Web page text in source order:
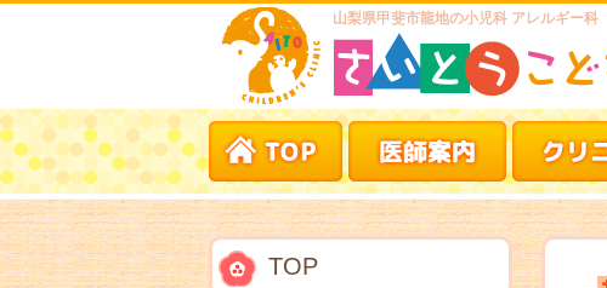
山梨県甲斐市龍地の小児科 アレルギー科
TOP